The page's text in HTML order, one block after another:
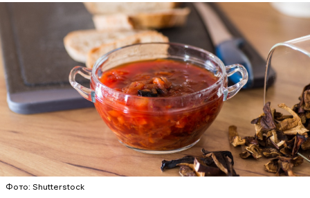
Фото: Shutterstock
Баклажаны с овощами
ПРАВОСЛАВИЕ ЕДА РЕЦЕПТЫ
Читайте также:Синоптик предупредил о переносе
купального сезона в Москве и Подмосковье